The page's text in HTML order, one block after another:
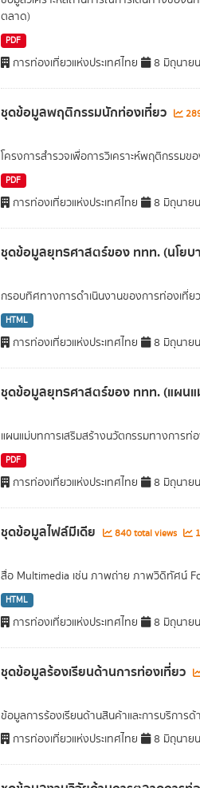
ตลาด)
PDF
การท่องเที่ยวแห่งประเทศไทย 8 มิถุนาย
ชุดข้อมูลพฤติกรรมนักท่องเที่ยว
โครงการสำรวจเพื่อการวิเคราะห์พฤติกรรมข
PDF
การท่องเที่ยวแห่งประเทศไทย 8 มิถุนาย
ชุดข้อมูลยุทธศาสตร์ของ ททท. (นโยบ
กรอบทิศทางการดำเนินงานของการท่องเที่ยว
HTML
การท่องเที่ยวแห่งประเทศไทย 8 มิถุนาย
ชุดข้อมูลยุทธศาสตร์ของ ททท. (แผนแ
แผนแม่บทการเสริมสร้างนวัตกรรมทางการท่
PDF
การท่องเที่ยวแห่งประเทศไทย 8 มิถุนาย
ชุดข้อมูลไฟล์มีเดีย 840 total views
สื่อ Multimedia เช่น ภาพถ่าย ภาพวิดิทัศน์
HTML
การท่องเที่ยวแห่งประเทศไทย 8 มิถุนาย
ชุดข้อมูลร้องเรียนด้านการท่องเที่ยว
ข้อมูลการร้องเรียนด้านสินค้าและการบริการ
การท่องเที่ยวแห่งประเทศไทย
8 มิถุนาย